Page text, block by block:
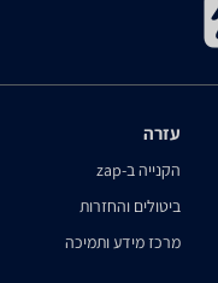
עזרה
הקנייה ב-zap
ביטולים והחזרות
מרכז מידע ותמיכה